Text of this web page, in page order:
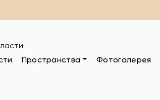
Пространства Фотогалерея